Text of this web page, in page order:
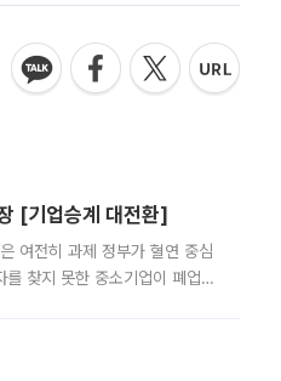
[기업승계 대전환]
여전히 과제 정부가 혈연 중심
찾지 못한 중소기업이 폐업